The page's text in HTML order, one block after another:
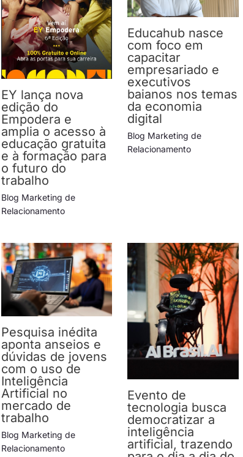
EY lança nova
edição do
Empodera e
amplia o acesso à
educação gratuita
e à formação para
o futuro do
trabalho
Blog Marketing de
Relacionamento
Educahub nasce
com foco em
capacitar
empresariado e
executivos
baianos nos temas
da economia
digital
Blog Marketing de
Relacionamento
Pesquisa inédita
aponta anseios e
dúvidas de jovens
com o uso de
Inteligência
Artificial no
mercado de
trabalho
Blog Marketing de
Relacionamento
Evento de
tecnologia busca
democratizar a
inteligência
artificial, trazendo